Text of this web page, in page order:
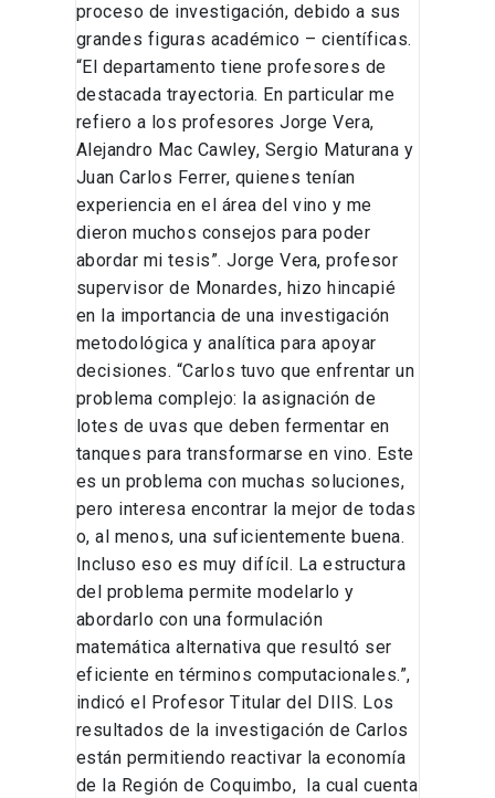
proceso de investigación, debido a sus
grandes figuras académico – científicas.
“El departamento tiene profesores de
destacada trayectoria. En particular me
refiero a los profesores Jorge Vera,
Alejandro Mac Cawley, Sergio Maturana y
Juan Carlos Ferrer, quienes tenían
experiencia en el área del vino y me
dieron muchos consejos para poder
abordar mi tesis”. Jorge Vera, profesor
supervisor de Monardes, hizo hincapié
en la importancia de una investigación
metodológica y analítica para apoyar
decisiones. “Carlos tuvo que enfrentar un
problema complejo: la asignación de
lotes de uvas que deben fermentar en
tanques para transformarse en vino. Este
es un problema con muchas soluciones,
pero interesa encontrar la mejor de todas
o, al menos, una suficientemente buena.
Incluso eso es muy difícil. La estructura
del problema permite modelarlo y
abordarlo con una formulación
matemática alternativa que resultó ser
eficiente en términos computacionales.”,
indicó el Profesor Titular del DIIS. Los
resultados de la investigación de Carlos
están permitiendo reactivar la economía
de la Región de Coquimbo, la cual cuenta